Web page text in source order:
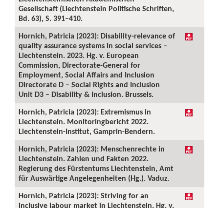
Gesellschaft (Liechtenstein Politische Schriften,
Bd. 63), S. 391–410.
Hornich, Patricia (2023): Disability-relevance of
quality assurance systems in social services –
Liechtenstein. 2023. Hg. v. European
Commission, Directorate-General for
Employment, Social Affairs and Inclusion
Directorate D – Social Rights and Inclusion
Unit D3 – Disability & Inclusion. Brussels.
Hornich, Patricia (2023): Extremismus in
Liechtenstein. Monitoringbericht 2022.
Liechtenstein-Institut, Gamprin-Bendern.
Hornich, Patricia (2023): Menschenrechte in
Liechtenstein. Zahlen und Fakten 2022.
Regierung des Fürstentums Liechtenstein, Amt
für Auswärtige Angelegenheiten (Hg.). Vaduz.
Hornich, Patricia (2023): Striving for an
inclusive labour market in Liechtenstein. Hg. v.